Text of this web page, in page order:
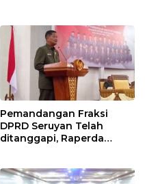
Pemandangan Fraksi
DPRD Seruyan Telah
ditanggapi, Raperda